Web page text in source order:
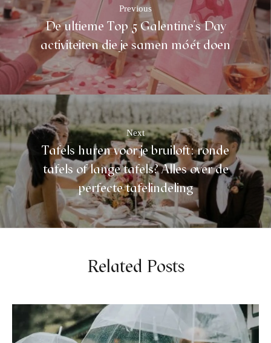
Previous
De ultieme Top 5 Galentine’s Day
activiteiten die je samen móét doen
Next
Tafels huren voor je bruiloft: ronde
tafels of lange tafels? Alles over de
perfecte tafelindeling
Related Posts